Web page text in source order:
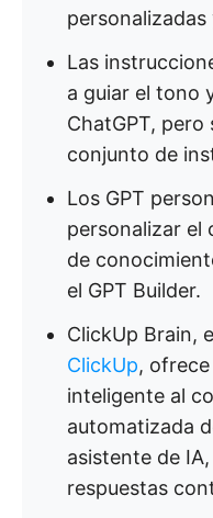
personalizadas
Las
a guiar el tono
ChatGPT, pero
conjunto de
Los GPT
personalizar el
de
el GPT Builder.
ClickUp Brain,
ClickUp,
inteligente al
automatizada
asistente de
respuestas